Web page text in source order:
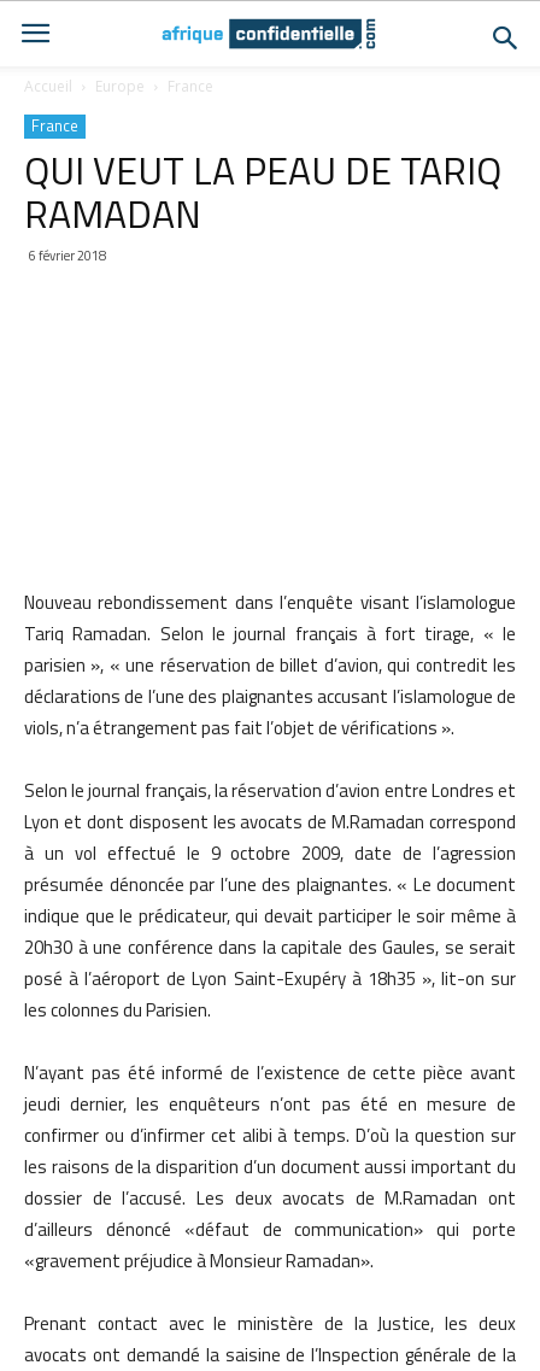
Accueil Europe France
France
QUI VEUT LA PEAU DE TARIQ
RAMADAN
6 février 2018
Nouveau rebondissement dans l’enquête visant l’islamologue
Tariq Ramadan. Selon le journal français à fort tirage, « le
parisien », « une réservation de billet d’avion, qui contredit les
déclarations de l’une des plaignantes accusant l’islamologue de
viols, n’a étrangement pas fait l’objet de vérifications ».
Selon le journal français, la réservation d’avion entre Londres et
Lyon et dont disposent les avocats de M.Ramadan correspond
à un vol effectué le 9 octobre 2009, date de l’agression
présumée dénoncée par l’une des plaignantes. « Le document
indique que le prédicateur, qui devait participer le soir même à
20h30 à une conférence dans la capitale des Gaules, se serait
posé à l’aéroport de Lyon Saint-Exupéry à 18h35 », lit-on sur
les colonnes du Parisien.
N’ayant pas été informé de l’existence de cette pièce avant
jeudi dernier, les enquêteurs n’ont pas été en mesure de
confirmer ou d’infirmer cet alibi à temps. D’où la question sur
les raisons de la disparition d’un document aussi important du
dossier de l’accusé. Les deux avocats de M.Ramadan ont
d’ailleurs dénoncé «défaut de communication» qui porte
«gravement préjudice à Monsieur Ramadan».
Prenant contact avec le ministère de la Justice, les deux
avocats ont demandé la saisine de l’Inspection générale de la